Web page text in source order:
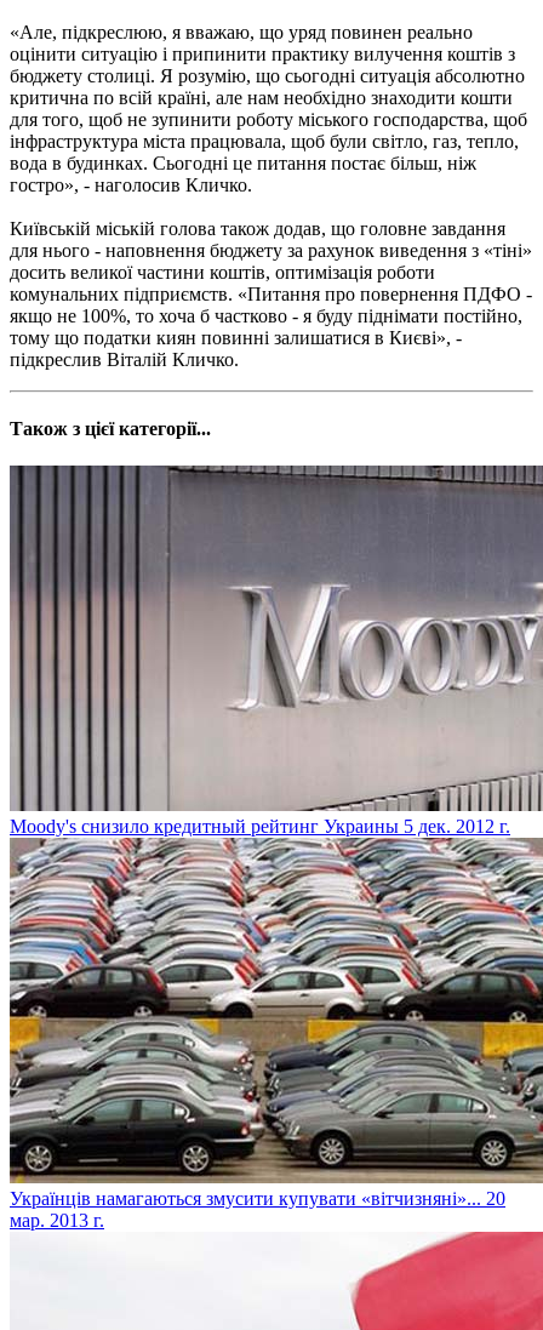
«Але, підкреслюю, я вважаю, що уряд повинен реально
оцінити ситуацію і припинити практику вилучення коштів з
бюджету столиці. Я розумію, що сьогодні ситуація абсолютно
критична по всій країні, але нам необхідно знаходити кошти
для того, щоб не зупинити роботу міського господарства, щоб
інфраструктура міста працювала, щоб були світло, газ, тепло,
вода в будинках. Сьогодні це питання постає більш, ніж
гостро», - наголосив Кличко.
Київській міській голова також додав, що головне завдання
для нього - наповнення бюджету за рахунок виведення з «тіні»
досить великої частини коштів, оптимізація роботи
комунальних підприємств. «Питання про повернення ПДФО -
якщо не 100%, то хоча б частково - я буду піднімати постійно,
тому що податки киян повинні залишатися в Києві», -
підкреслив Віталій Кличко.
Також з цієї категорії...
Moody's снизило кредитный рейтинг Украины 5 дек. 2012 г.
Українців намагаються змусити купувати «вітчизняні»... 20
мар. 2013 г.